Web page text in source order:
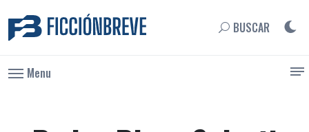
BUSCAR
Menu